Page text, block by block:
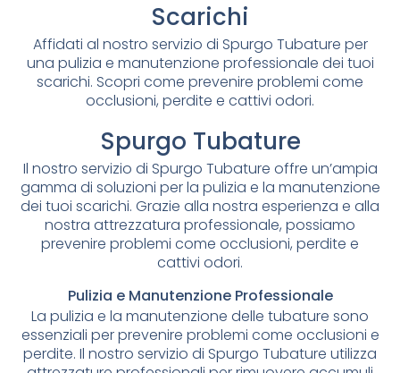
Scarichi
Affidati al nostro servizio di Spurgo Tubature per
una pulizia e manutenzione professionale dei tuoi
scarichi. Scopri come prevenire problemi come
occlusioni, perdite e cattivi odori.
Spurgo Tubature
Il nostro servizio di Spurgo Tubature offre un’ampia
gamma di soluzioni per la pulizia e la manutenzione
dei tuoi scarichi. Grazie alla nostra esperienza e alla
nostra attrezzatura professionale, possiamo
prevenire problemi come occlusioni, perdite e
cattivi odori.
Pulizia e Manutenzione Professionale
La pulizia e la manutenzione delle tubature sono
essenziali per prevenire problemi come occlusioni e
perdite. Il nostro servizio di Spurgo Tubature utilizza